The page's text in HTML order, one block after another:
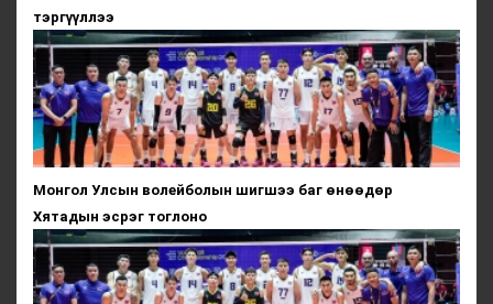
тэргүүллээ
Монгол Улсын волейболын шигшээ баг өнөөдөр
Хятадын эсрэг тоглоно